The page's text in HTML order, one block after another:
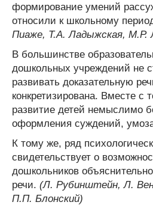
формирование умений
относили к школьному
Пиаже, Т.А. Ладыжская, М.Р.
В большинстве
дошкольных учреждений не
развивать доказательную
конкретизирована. Вместе с
развитие детей немыслимо
оформления суждений,
К тому же, ряд
свидетельствует о
дошкольников
речи. (Л. Рубинштейн, Л.
П.П. Блонский)